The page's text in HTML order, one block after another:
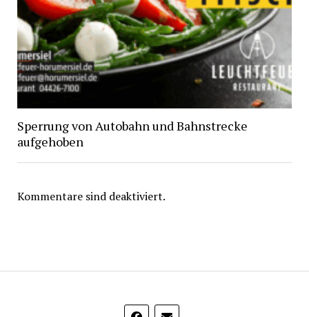
Sperrung von Autobahn und Bahnstrecke
aufgehoben
Kommentare sind deaktiviert.